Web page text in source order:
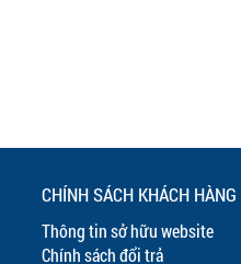
CHÍNH SÁCH KHÁCH HÀNG
Thông tin sở hữu website
Chính sách đổi trả